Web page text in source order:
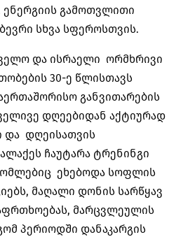
ენერგიის გამოთვლითი
სხვა სფეროსთვის.
და ისრაელი ორმხრივი
30-ე წლისთავს
განვითარების
დღეებიდან აქტიურად
და დღეისათვის
ჩაუტარა ტრენინგი
ეხებოდა სოფლის
მაღალი დონის სარწყავ
მარცვლეულის
პერიოდში დანაკარგის